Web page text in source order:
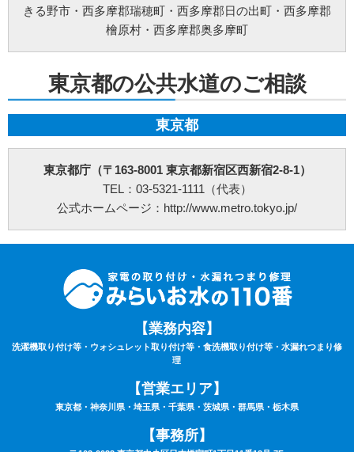
②作業にお伺いし、別途部材が必要となる場合は作業日程が変更する可能性がござい
ます。
③ご訪問予約後のご訪問前のキャンセルは、キャンセル料5,500円(税込)を申し受けま
④ご訪問後のキャンセル及びご不在の場合は、キャンセル料5,500円(税込)及び出張費
を申し受けます。
⑤設置補償期間は、設置作業日から30日間となります。期間内の作業不備は無償対応
一、トラブルが発生した場合には、担当作業員が原因究明を行いますが、作業不備に
よるものでなかった場合や取付製品自体の故障の場合などは、点検費用5,500円(税込)
を申し受けます。
います。あらかじめご了承下さい。
⑦ご要望の作業内容や環境によってお下見をさせて頂く場合がございます。下見をさ
せて頂くにあたり下見料として5,500円(税込)を申し受けます。
⑧下見当日に作業が出来ない場合は下見料金5,500円(税込)を申し受けます。また下見
⑩作業時は動作確認を行いますので、ご自宅の電気が通電（コンセントまで電気が届
いている）状態でないと作業はお取り扱いできません。あらかじめご了承下さい。
⑪作業料・技術料・運搬料・処分料などは料金に含まれていません。
⑫9時00分～20時00分以外の出張をご希望の場合は特別出張料がかかります。
⑬作業車の駐車場のご用意が無い場合は、別途駐車料金がかかる場合がございます。
⑭カスタマーハラスメントについて：当社は、サービスに関するお客様からのお問い
合わせやご要望に対して誠意をもって対応するよう心がけております。それと同時
に、日々お客様にサポートを提供している従業員及び関係業者の尊厳と労働環境を守
そのため、お客様のご要望を実現するための手段として、常識の範囲を逸脱する言動
トに該当する行為と判断した場合は、サービスなどの提供をお断りさせていただく場
また、これらの行為が悪質と判断される場合には、警察及び、顧問弁護士に相談のう
え、然るべき対応を取らせていただきます。ご理解とご協力の程、宜しくお願いいた
きる野市 ・ 西多摩郡瑞穂町 ・ 西多摩郡日の出町 ・ 西多摩郡
檜原村 ・ 西多摩郡奥多摩町
東京都の公共水道のご相談
東京都
東京都庁（〒163-8001 東京都新宿区西新宿2-8-1）
TEL：03-5321-1111（代表）
公式ホームページ：http://www.metro.tokyo.jp/
【業務内容】
洗濯機取り付け等・ウォシュレット取り付け等・食洗機取り付け等・水漏れつまり修
理
【営業エリア】
東京都・神奈川県・埼玉県・千葉県・茨城県・群馬県・栃木県
【事務所】